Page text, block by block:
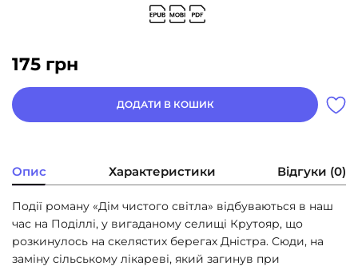
175 грн
ДОДАТИ В КОШИК
Опис Характеристики Відгуки (0)
Події роману «Дім чистого світла» відбуваються в наш
час на Поділлі, у вигаданому селищі Крутояр, що
розкинулось на скелястих берегах Дністра. Сюди, на
заміну сільському лікареві, який загинув при